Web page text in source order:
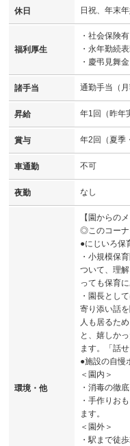
休日 日祝、年末
福利厚生
・社会保険
・永年勤続
・慶弔見舞金
諸手当 通勤手当（
昇給 年1回（昨年
賞与 年2回（夏季
車通勤 不可
夜勤 なし
環境・他
【園からの
◎このコーナ
●にじいろ保
・小規模保
ついて、理
っても保育
・園長とし
寄り添い話
人も居るた
と、嬉しか
ます。「話
●施設の自慢
＜園内＞
・消毒の徹
・手作りお
ます。
＜園外＞
・駅まで徒